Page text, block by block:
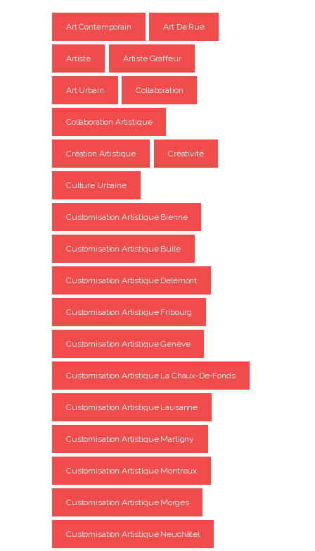
Art Contemporain Art De Rue
Artiste Artiste Graffeur
Art Urbain Collaboration
Collaboration Artistique
Création Artistique Créativité
Culture Urbaine
Customisation Artistique Bienne
Customisation Artistique Bulle
Customisation Artistique Delémont
Customisation Artistique Fribourg
Customisation Artistique Genève
Customisation Artistique La Chaux-De-Fonds
Customisation Artistique Lausanne
Customisation Artistique Martigny
Customisation Artistique Montreux
Customisation Artistique Morges
Customisation Artistique Neuchâtel